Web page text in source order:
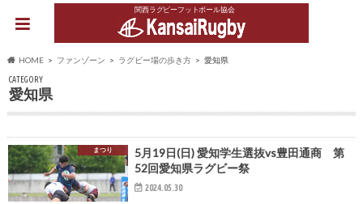
関西ラグビーフットボール協会
HOME ファンゾーン ラグビー場の歩き方 愛知県
CATEGORY
愛知県
まつり
5月19日(日) 愛知学生選抜vs豊田通商 第
52回愛知県ラグビー祭
2024.05.30